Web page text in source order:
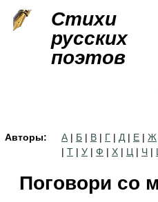
Стихи
русских
поэтов
Авторы: А | Б | В | Г | Д | Е | Ж
| Т | У | Ф | Х | Ц | Ч |
Поговори со